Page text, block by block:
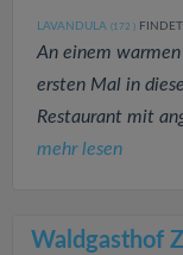
LAVANDULA (172 ) FINDET:
An einem
ersten Mal in
Restaurant mit
mehr lesen
Waldgasthof